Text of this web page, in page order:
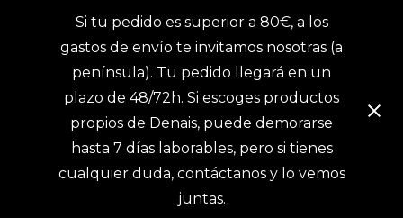
Si tu pedido es superior a 80€, a los
gastos de envío te invitamos nosotras (a
península). Tu pedido llegará en un
plazo de 48/72h. Si escoges productos
propios de Denais, puede demorarse
hasta 7 días laborables, pero si tienes
cualquier duda, contáctanos y lo vemos
juntas.